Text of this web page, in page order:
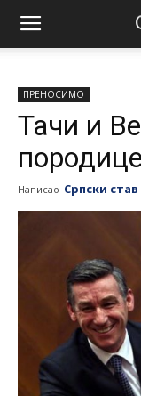
Српски
став
ПРЕНОСИМО
Тачи и
Написао Српски став